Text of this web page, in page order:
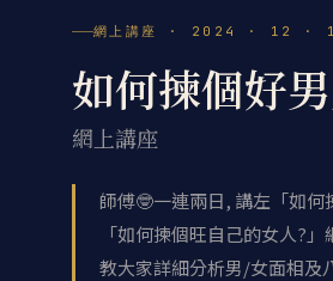
網上講座 · 2024 · 12 ·
如何揀個好
網上講座
師傅🤓一連兩日, 講左「如何
「如何揀個旺自己的女人?」
教大家詳細分析男/女面相及